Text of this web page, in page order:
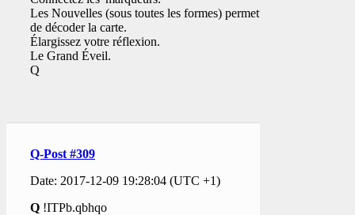
Les Nouvelles (sous toutes les formes) permettent
de décoder la carte.
Élargissez votre réflexion.
Le Grand Éveil.
Q
Q-Post #309
Date: 2017-12-09 19:28:04 (UTC +1)
Q !ITPb.qbhqo